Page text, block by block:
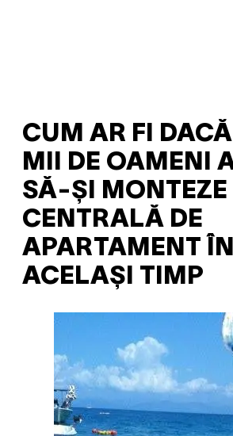
CUM AR FI
MII DE OAMENI
SĂ-ȘI MONTEZE
CENTRALĂ DE
APARTAMENT ÎN
ACELAȘI TIMP